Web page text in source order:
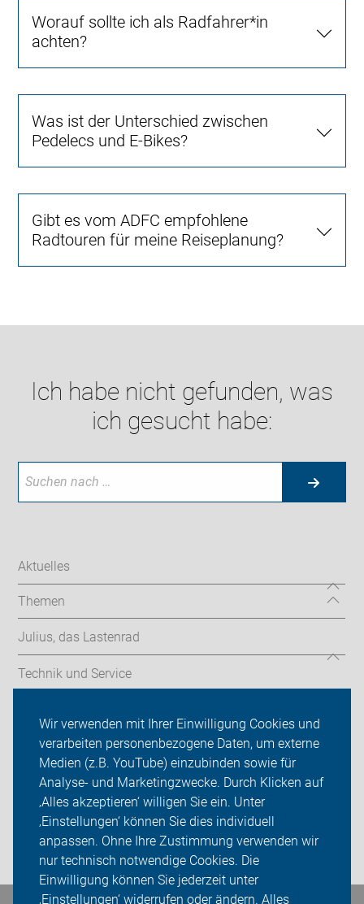
Wir verwenden mit Ihrer Einwilligung Cookies und
verarbeiten personenbezogene Daten, um externe
Medien (z.B. YouTube) einzubinden sowie für
Analyse- und Marketingzwecke. Durch Klicken auf
‚Alles akzeptieren‘ willigen Sie ein. Unter
‚Einstellungen‘ können Sie dies individuell
anpassen. Ohne Ihre Zustimmung verwenden wir
nur technisch notwendige Cookies. Die
Einwilligung können Sie jederzeit unter
‚Einstellungen‘ widerrufen oder ändern. Alles
Worauf sollte ich als Radfahrer*in
achten?
Was ist der Unterschied zwischen
Pedelecs und E-Bikes?
Gibt es vom ADFC empfohlene
Radtouren für meine Reiseplanung?
Ich habe nicht gefunden, was
ich gesucht habe:
Aktuelles
Themen
Julius, das Lastenrad
Technik und Service
Über uns
Sei dabei
Presse
Login